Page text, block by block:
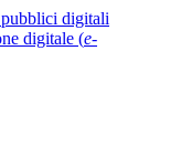
digitali
digitale (e-